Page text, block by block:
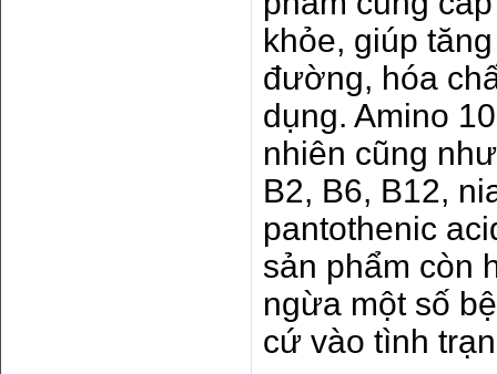
khỏe, giúp
đường, hóa
dụng. Amino
nhiên cũng
B2, B6, B12,
pantothenic
sản phẩm còn
ngừa một số
cứ vào tình